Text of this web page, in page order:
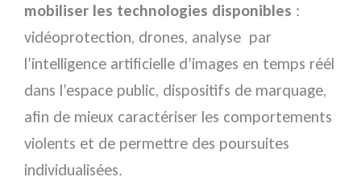
mobiliser les technologies disponibles :
vidéoprotection, drones, analyse par
l’intelligence artificielle d’images en temps réél
dans l’espace public, dispositifs de marquage,
afin de mieux caractériser les comportements
violents et de permettre des poursuites
individualisées.